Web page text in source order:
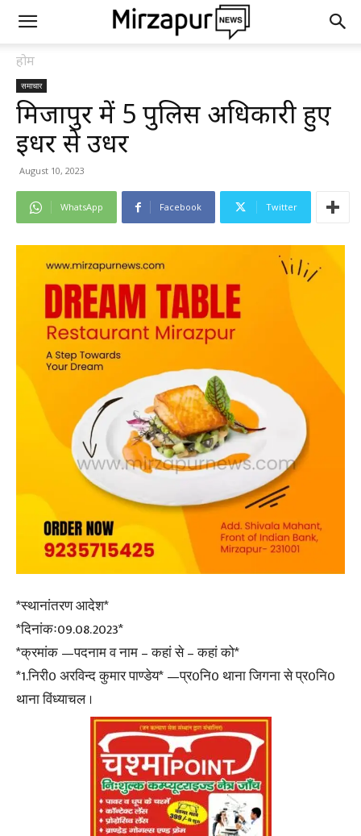
होम
समाचार
मिर्जापुर में 5 पुलिस अधिकारी हुए
इधर से उधर
August 10, 2023
WhatsApp Facebook Twitter
*स्थानांतरण आदेश*
*दिनांकः09.08.2023*
*क्रमांक —पदनाम व नाम – कहां से – कहां को*
*1.निरी0 अरविन्द कुमार पाण्डेय* —प्र0नि0 थाना जिगना से प्र0नि0
थाना विंध्याचल ।